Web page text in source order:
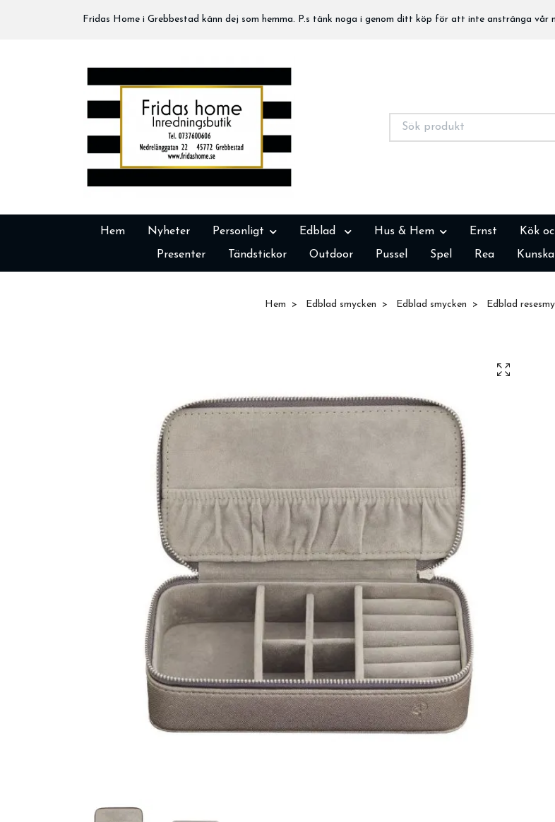
Fridas Home i Grebbestad känn dej som hemma. P.s tänk noga i genom ditt köp för att inte anstränga vår
Hem Nyheter Personligt Edblad Hus & Hem Ernst Kök
Presenter Tändstickor Outdoor Pussel Spel Rea
Hem Edblad smycken Edblad smycken Edblad